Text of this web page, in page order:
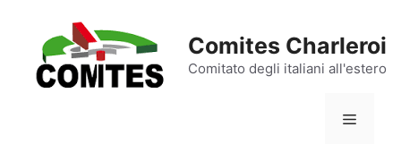
contenu
Comites Charleroi
Comitato degli italiani all'estero
Menu